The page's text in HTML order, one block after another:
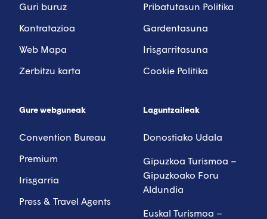
Guri buruz
Kontratazioa
Web Mapa
Zerbitzu karta
Pribatutasun Politika
Gardentasuna
Irisgarritasuna
Cookie Politika
Gure webguneak
Convention Bureau
Premium
Irisgarria
Press & Travel Agents
Laguntzaileak
Donostiako Udala
Gipuzkoa Turismoa –
Gipuzkoako Foru
Aldundia
Euskal Turismoa –